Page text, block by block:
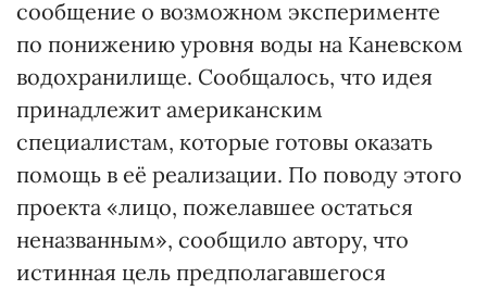
сообщение о возможном эксперименте
по понижению уровня воды на Каневском
водохранилище. Сообщалось, что идея
принадлежит американским
специалистам, которые готовы оказать
помощь в её реализации. По поводу этого
проекта «лицо, пожелавшее остаться
неназванным», сообщило автору, что
истинная цель предполагавшегося